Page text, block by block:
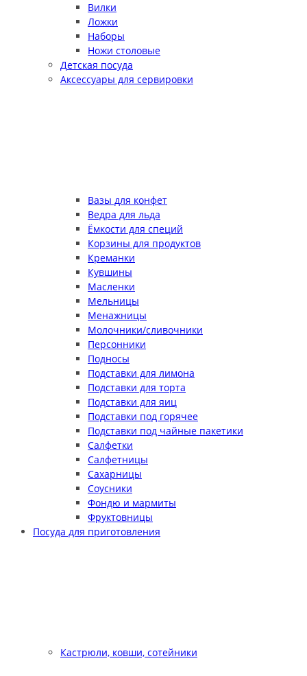
Вилки
Ложки
Наборы
Ножи столовые
Детская посуда
Аксессуары для сервировки
Вазы для конфет
Ведра для льда
Ёмкости для специй
Корзины для продуктов
Креманки
Кувшины
Масленки
Мельницы
Менажницы
Молочники/сливочники
Персонники
Подносы
Подставки для лимона
Подставки для торта
Подставки для яиц
Подставки под горячее
Подставки под чайные пакетики
Салфетки
Салфетницы
Сахарницы
Соусники
Фондю и мармиты
Фруктовницы
Посуда для приготовления
Кастрюли, ковши, сотейники